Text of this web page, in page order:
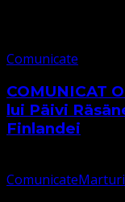
Comunicate
COMUNICAT
lui Päivi
Finlandei
Comunicate